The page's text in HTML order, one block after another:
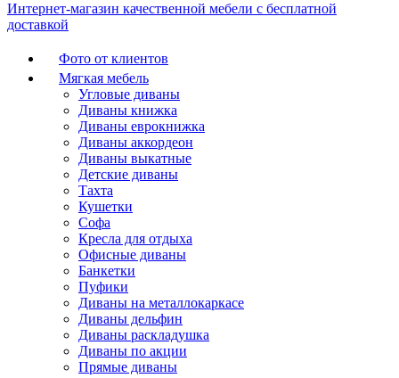
Интернет-магазин качественной мебели с бесплатной
доставкой
Фото от клиентов
Мягкая мебель
Угловые диваны
Диваны книжка
Диваны еврокнижка
Диваны аккордеон
Диваны выкатные
Детские диваны
Тахта
Кушетки
Софа
Кресла для отдыха
Офисные диваны
Банкетки
Пуфики
Диваны на металлокаркасе
Диваны дельфин
Диваны раскладушка
Диваны по акции
Прямые диваны